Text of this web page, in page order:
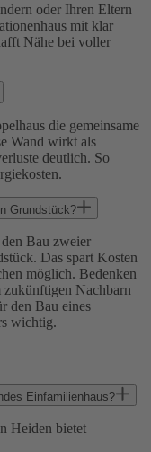
oder Ihren Eltern
mit klar
Nähe bei voller
die gemeinsame
Wand wirkt als
deutlich. So
Grundstück?
Bau zweier
Das spart Kosten
möglich. Bedenken
zukünftigen Nachbarn
den Bau eines
wichtig.
Einfamilienhaus?
Heiden bietet